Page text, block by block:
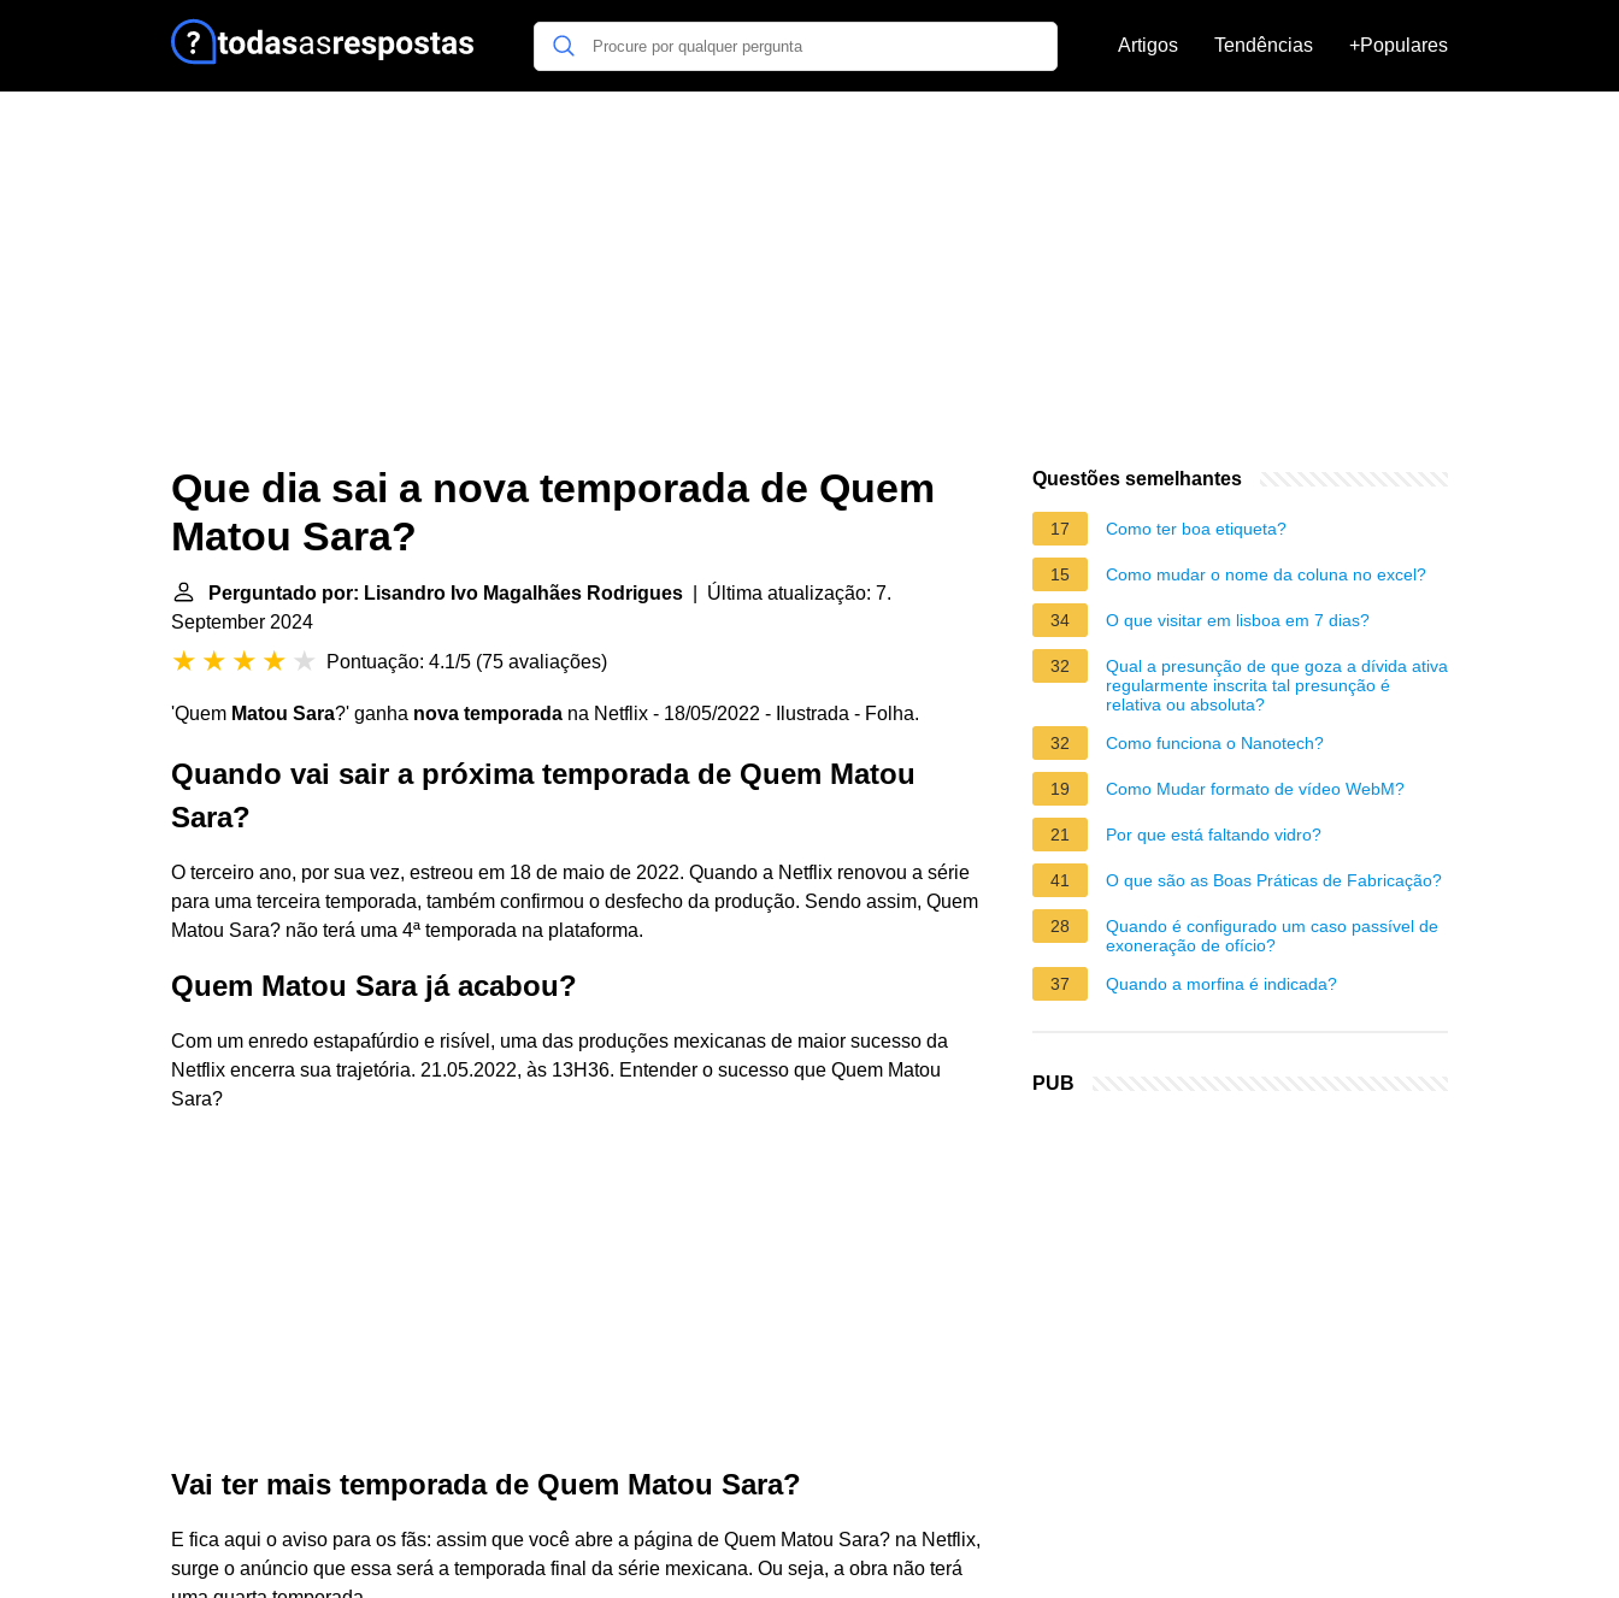
Artigos Tendências +Populares
Que dia sai a nova temporada de Quem
Matou Sara?
Perguntado por: Lisandro Ivo Magalhães Rodrigues | Última atualização: 7.
September 2024
Pontuação: 4.1/5 (75 avaliações)
'Quem Matou Sara?' ganha nova temporada na Netflix - 18/05/2022 - Ilustrada - Folha.
Quando vai sair a próxima temporada de Quem Matou
Sara?
O terceiro ano, por sua vez, estreou em 18 de maio de 2022. Quando a Netflix renovou a série
para uma terceira temporada, também confirmou o desfecho da produção. Sendo assim, Quem
Matou Sara? não terá uma 4ª temporada na plataforma.
Quem Matou Sara já acabou?
Com um enredo estapafúrdio e risível, uma das produções mexicanas de maior sucesso da
Netflix encerra sua trajetória. 21.05.2022, às 13H36. Entender o sucesso que Quem Matou
Sara?
Vai ter mais temporada de Quem Matou Sara?
E fica aqui o aviso para os fãs: assim que você abre a página de Quem Matou Sara? na Netflix,
surge o anúncio que essa será a temporada final da série mexicana. Ou seja, a obra não terá
Questões semelhantes
17 Como ter boa etiqueta?
15 Como mudar o nome da coluna no excel?
34 O que visitar em lisboa em 7 dias?
32
Qual a presunção de que goza a dívida ativa
regularmente inscrita tal presunção é
relativa ou absoluta?
32
Como funciona o Nanotech?
19 Como Mudar formato de vídeo WebM?
21 Por que está faltando vidro?
41 O que são as Boas Práticas de Fabricação?
28
Quando é configurado um caso passível de
exoneração de ofício?
37
Quando a morfina é indicada?
PUB